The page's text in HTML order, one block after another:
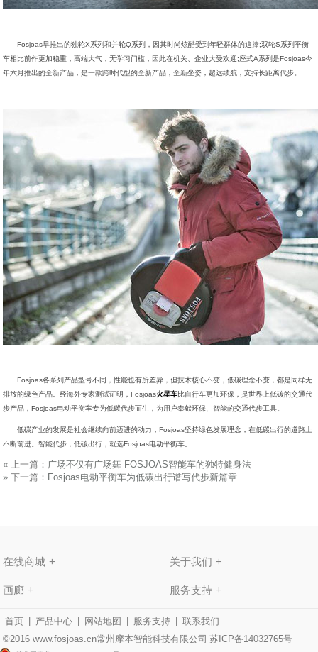
Fosjoas早推出的独轮X系列和并轮Q系列，因其时尚炫酷受到年轻群体的追捧;双轮S系列平衡
车相比前作更加稳重，高端大气，无学习门槛，因此在机关、企业大受欢迎;座式A系列是Fosjoas今
年六月推出的全新产品，是一款跨时代型的全新产品，全新坐姿，超远续航，支持长距离代步。
Fosjoas各系列产品型号不同，性能也有所差异，但技术核心不变，低碳理念不变，都是同样无
排放的绿色产品。经海外专家测试证明，Fosjoas火星车比自行车更加环保，是世界上低碳的交通代
步产品，Fosjoas电动平衡车专为低碳代步而生，为用户奉献环保、智能的交通代步工具。
低碳产业的发展是社会继续向前迈进的动力，Fosjoas坚持绿色发展理念，在低碳出行的道路上
不断前进。智能代步，低碳出行，就选Fosjoas电动平衡车。
«上一篇： 广场不仅有广场舞 FOSJOAS智能车的独特健身法
»下一篇： Fosjoas电动平衡车为低碳出行谱写代步新篇章
在线商城 关于我们
画廊 服务支持
首页 产品中心 网站地图 服务支持
联系我们
©2016 www.fosjoas.cn常州摩本智能科技有限公司 苏ICP备14032765号